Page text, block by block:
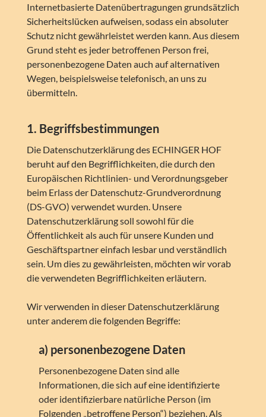
Internetbasierte Datenübertragungen grundsätzlich
Sicherheitslücken aufweisen, sodass ein absoluter
Schutz nicht gewährleistet werden kann. Aus diesem
Grund steht es jeder betroffenen Person frei,
personenbezogene Daten auch auf alternativen
Wegen, beispielsweise telefonisch, an uns zu
übermitteln.
1. Begriffsbestimmungen
Die Datenschutzerklärung des ECHINGER HOF
beruht auf den Begrifflichkeiten, die durch den
Europäischen Richtlinien- und Verordnungsgeber
beim Erlass der Datenschutz-Grundverordnung
(DS-GVO) verwendet wurden. Unsere
Datenschutzerklärung soll sowohl für die
Öffentlichkeit als auch für unsere Kunden und
Geschäftspartner einfach lesbar und verständlich
sein. Um dies zu gewährleisten, möchten wir vorab
die verwendeten Begrifflichkeiten erläutern.
Wir verwenden in dieser Datenschutzerklärung
unter anderem die folgenden Begriffe:
a) personenbezogene Daten
Personenbezogene Daten sind alle
Informationen, die sich auf eine identifizierte
oder identifizierbare natürliche Person (im
Folgenden „betroffene Person“) beziehen. Als